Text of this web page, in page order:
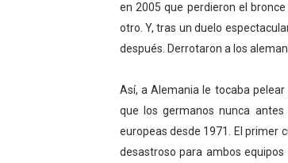
en 2005 que perdieron el
otro. Y, tras un duelo
después. Derrotaron a los
Así, a Alemania le tocaba
que los germanos nunca
europeas desde 1971. El primer
desastroso para ambos